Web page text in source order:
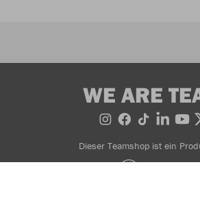
WE ARE
Dieser Teamshop ist ein